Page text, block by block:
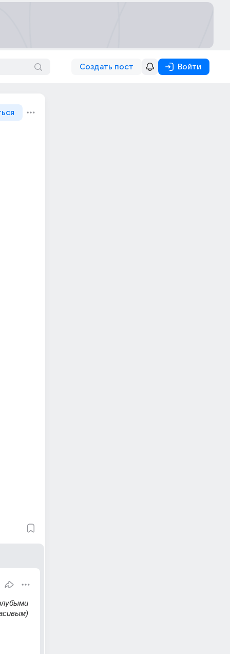
Создать пост Войти